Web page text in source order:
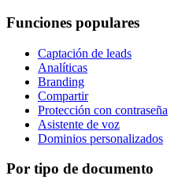
Funciones populares
Captación de leads
Analíticas
Branding
Compartir
Protección con contraseña
Asistente de voz
Dominios personalizados
Por tipo de documento